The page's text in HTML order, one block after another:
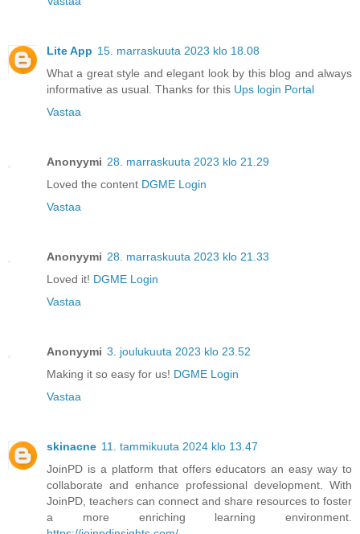
Lite App 15. marraskuuta 2023 klo 18.08
What a great style and elegant look by this blog and always
informative as usual. Thanks for this Ups login Portal
Vastaa
Anonyymi 28. marraskuuta 2023 klo 21.29
Loved the content DGME Login
Vastaa
Anonyymi 28. marraskuuta 2023 klo 21.33
Loved it! DGME Login
Vastaa
Anonyymi 3. joulukuuta 2023 klo 23.52
Making it so easy for us! DGME Login
Vastaa
skinacne 11. tammikuuta 2024 klo 13.47
JoinPD is a platform that offers educators an easy way to
collaborate and enhance professional development. With
JoinPD, teachers can connect and share resources to foster
a more enriching learning environment.